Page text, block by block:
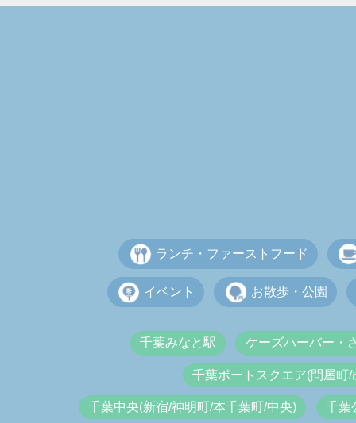
ランチ・ファーストフード
イベント お散歩・公園
千葉みなと駅 ケーズハーバー・
千葉ポートスクエア(問屋町/
千葉中央(新宿/神明町/本千葉町/中央) 千葉